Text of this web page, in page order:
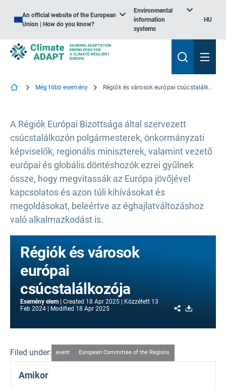
An official website of the European
Union | How do you know?
Environmental
information
systems
HU
Még több esemény Régiók és városok európai csúcstalálkozója
A Régiók Európai Bizottsága által szervezett
csúcstalálkozón polgármesterek, önkormányzati
képviselők, regionális miniszterek, valamint vezető
európai és globális döntéshozók ezrei gyűlnek
össze, hogy megvitassák az Európa jövőjével
kapcsolatos és azon túli kihívásokat és
megoldásokat, beleértve az éghajlatváltozáshoz
való alkalmazkodást is.
Régiók és városok
európai
csúcstalálkozója
Esemény elem Created 18 Apr 2025 Közzétett 13
Feb 2024
Modified 18 Apr 2025 Share
Filed under: event European Committee of the Regions
Amikor